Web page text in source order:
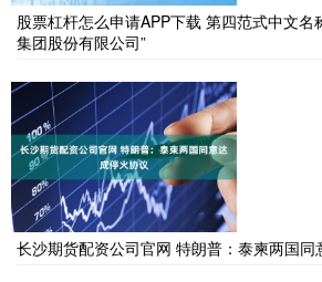
股票杠杆怎么申请APP下载 第四范式中文名
集团股份有限公司”
长沙期货配资公司官网 特朗普：泰柬两国同